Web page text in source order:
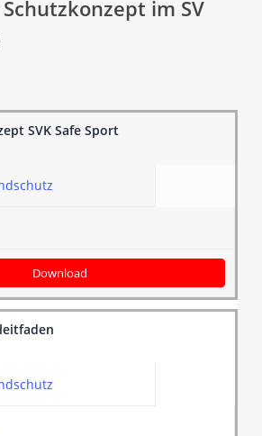
Schutzkonzept im SV
SVK Safe Sport
Download